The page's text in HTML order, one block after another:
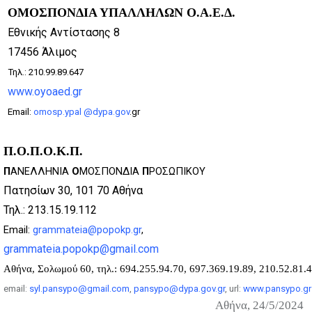
ΟΜΟΣΠΟΝΔΙΑ ΥΠΑΛΛΗΛΩΝ Ο.Α.Ε.Δ.
Εθνικής Αντίστασης 8
17456 Άλιμος
Τηλ.: 210.99.89.647
www.oyoaed.gr
Email : omosp.ypal @dypa.gov.gr
Π.Ο.Π.Ο.Κ.Π.
ΠΑΝΕΛΛΗΝΙΑ ΟΜΟΣΠΟΝΔΙΑ ΠΡΟΣΩΠΙΚΟΥ
Πατησίων 30, 101 70 Αθήνα
Τηλ.: 213.15.19.112
Email: grammateia@popokp.gr,
grammateia.popokp@gmail.com
Aθήνα, Σολωμού 60, τηλ.: 694.255.94.70, 697.369.19.89,
email: syl.pansypo@gmail.com pansypo@dypa.gov.gr, url: www.pansypo.gr
Αθήνα, 24/5/2024